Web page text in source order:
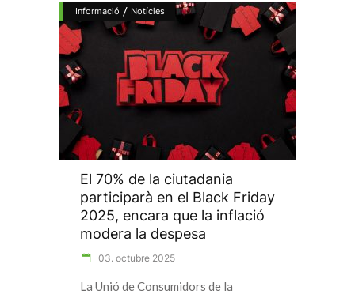
Informació / Notícies
El 70% de la ciutadania
participarà en el Black Friday
2025, encara que la inflació
modera la despesa
03. octubre 2025
La Unió de Consumidors de la